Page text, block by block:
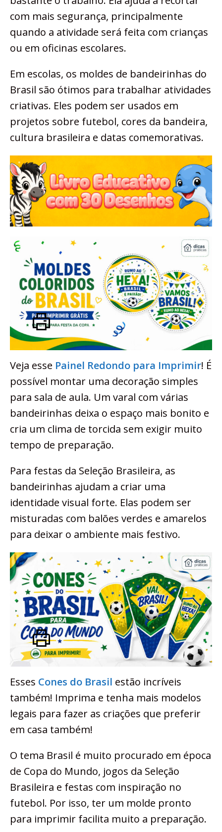
com mais segurança, principalmente
quando a atividade será feita com crianças
ou em oficinas escolares.
Em escolas, os moldes de bandeirinhas do
Brasil são ótimos para trabalhar atividades
criativas. Eles podem ser usados em
projetos sobre futebol, cores da bandeira,
cultura brasileira e datas comemorativas.
Veja esse Painel Redondo para Imprimir! É
possível montar uma decoração simples
para sala de aula. Um varal com várias
bandeirinhas deixa o espaço mais bonito e
cria um clima de torcida sem exigir muito
tempo de preparação.
Para festas da Seleção Brasileira, as
bandeirinhas ajudam a criar uma
identidade visual forte. Elas podem ser
misturadas com balões verdes e amarelos
para deixar o ambiente mais festivo.
Esses Cones do Brasil estão incríveis
também! Imprima e tenha mais modelos
legais para fazer as criações que preferir
em casa também!
O tema Brasil é muito procurado em época
de Copa do Mundo, jogos da Seleção
Brasileira e festas com inspiração no
futebol. Por isso, ter um molde pronto
para imprimir facilita muito a preparação.